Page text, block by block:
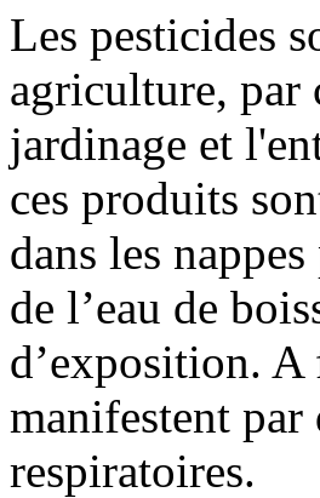
Les pesticides
agriculture, par
jardinage et
ces produits
dans les
de l’eau de
d’exposition. A
manifestent
respiratoires.